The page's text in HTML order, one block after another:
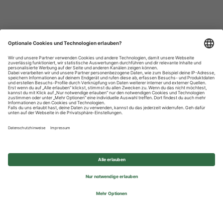
Datenschutzhinweise
Impressum
Privatsphäre-Einstellungen
© 2026 REWE Group - All rights reserved